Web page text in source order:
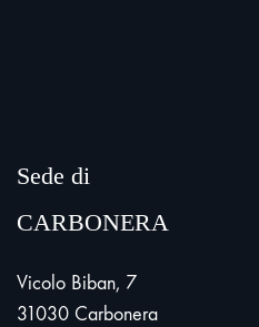
Sede di
CARBONERA
Vicolo Biban, 7
31030 Carbonera